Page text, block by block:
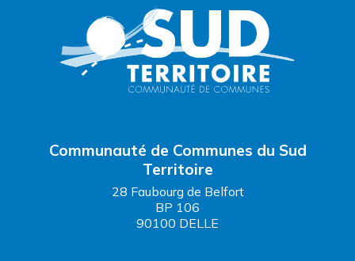
Communauté de Communes du Sud
Territoire
28 Faubourg de Belfort
BP 106
90100 DELLE